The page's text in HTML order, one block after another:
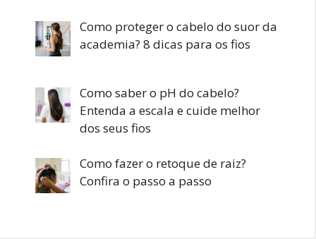
Como proteger o cabelo do suor da
academia? 8 dicas para os fios
Como saber o pH do cabelo?
Entenda a escala e cuide melhor
dos seus fios
Como fazer o retoque de raiz?
Confira o passo a passo